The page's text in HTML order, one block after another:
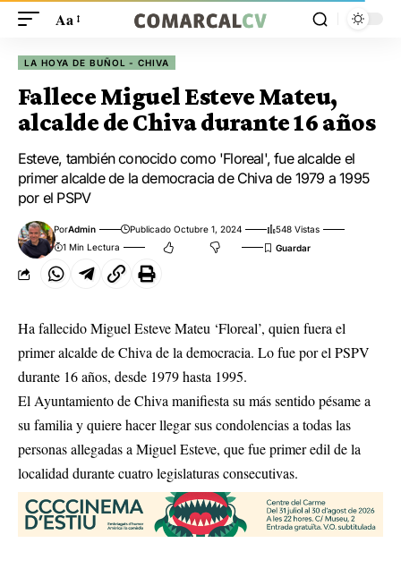
Aa
LA HOYA DE BUÑOL - CHIVA
Fallece Miguel Esteve Mateu,
alcalde de Chiva durante 16 años
Esteve, también conocido como 'Floreal', fue alcalde el
primer alcalde de la democracia de Chiva de 1979 a 1995
por el PSPV
PorAdmin Publicado Octubre 1, 2024
548 Vistas
1 Min Lectura
Ha fallecido Miguel Esteve Mateu ‘Floreal’, quien fuera el
primer alcalde de Chiva de la democracia. Lo fue por el PSPV
durante 16 años, desde 1979 hasta 1995.
El Ayuntamiento de Chiva manifiesta su más sentido pésame a
su familia y quiere hacer llegar sus condolencias a todas las
personas allegadas a Miguel Esteve, que fue primer edil de la
localidad durante cuatro legislaturas consecutivas.